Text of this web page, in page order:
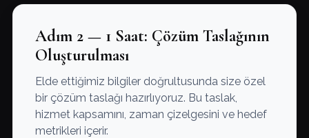
Adım 2 — 1 Saat: Çözüm Taslağının
Oluşturulması
Elde ettiğimiz bilgiler doğrultusunda size özel
bir çözüm taslağı hazırlıyoruz. Bu taslak,
hizmet kapsamını, zaman çizelgesini ve hedef
metrikleri içerir.